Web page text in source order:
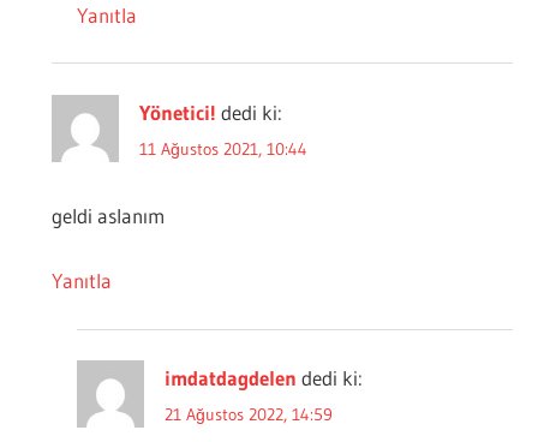
Yanıtla
Yönetici! dedi ki:
11 Ağustos 2021, 10:44
geldi aslanım
Yanıtla
imdatdagdelen dedi ki:
21 Ağustos 2022, 14:59